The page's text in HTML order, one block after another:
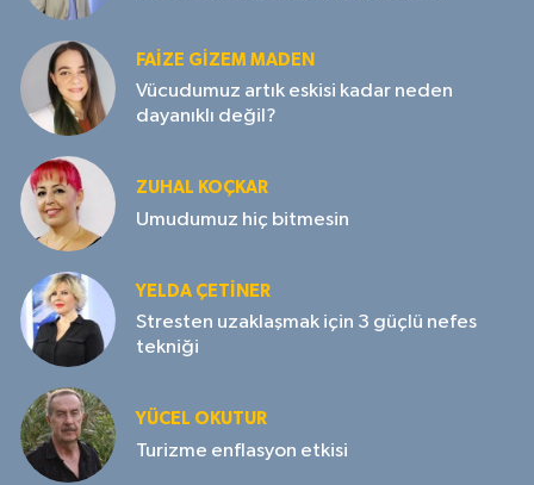
FAIZE GIZEM MADEN
Vücudumuz artık eskisi kadar neden
dayanıklı değil?
ZUHAL KOÇKAR
Umudumuz hiç bitmesin
YELDA ÇETİNER
Stresten uzaklaşmak için 3 güçlü nefes
tekniği
YÜCEL OKUTUR
Turizme enflasyon etkisi